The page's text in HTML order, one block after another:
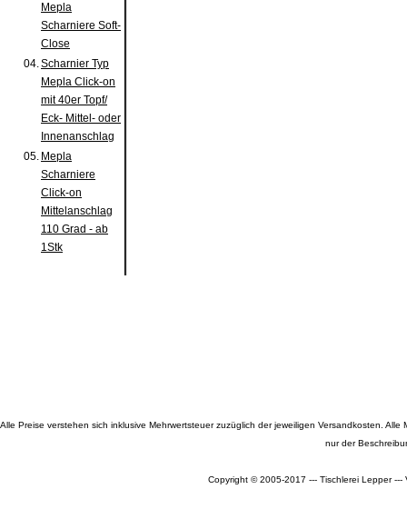
Mepla
Scharniere Soft-
Close
04.Scharnier Typ
Mepla Click-on
mit 40er Topf/
Eck- Mittel- oder
Innenanschlag
05. Mepla
Scharniere
Click-on
Mittelanschlag
110 Grad - ab
1Stk
Alle Preise verstehen sich inklusive Mehrwertsteuer zuzüglich der jeweiligen Versandkosten.
nur der
Copyright © 2005-2017 --- Tischlerei Lepper